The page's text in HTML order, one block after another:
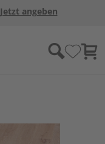
Jetzt angeben